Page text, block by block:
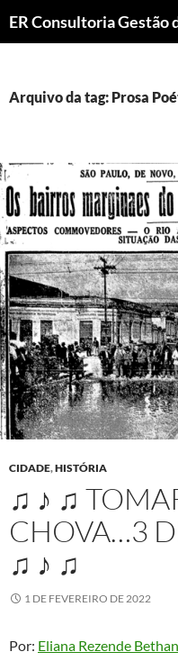
CONTEÚDO
Arquivo da tag: Prosa
CIDADE,HISTÓRIA
♫ ♪ ♫
CHOVA…3
♫ ♪ ♫
1 DE FEVEREIRO DE 2022
Por: Eliana Rezende